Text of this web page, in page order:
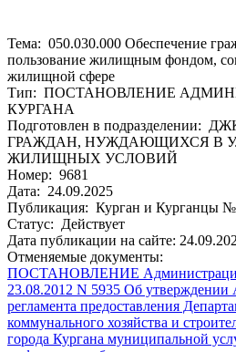
Тема: 050.030.000 Обеспечение
пользование жилищным фондом,
жилищной сфере
Тип: ПОСТАНОВЛЕНИЕ
КУРГАНА
Подготовлен в подразделении:
ГРАЖДАН, НУЖДАЮЩИХСЯ В
ЖИЛИЩНЫХ УСЛОВИЙ
Номер: 9681
Дата: 24.09.2025
Публикация: Курган и Курганцы №
Статус: Действует
Дата публикации на сайте:
Отменяемые документы:
ПОСТАНОВЛЕНИЕ Администрация
23.08.2012 N 5935 Об утверждении
регламента предоставления
коммунального хозяйства и
города Кургана муниципальной